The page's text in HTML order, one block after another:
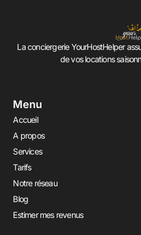
La conciergerie YourHostHelper
de vos locations
Menu
Accueil
A propos
Services
Tarifs
Notre réseau
Blog
Estimer mes revenus